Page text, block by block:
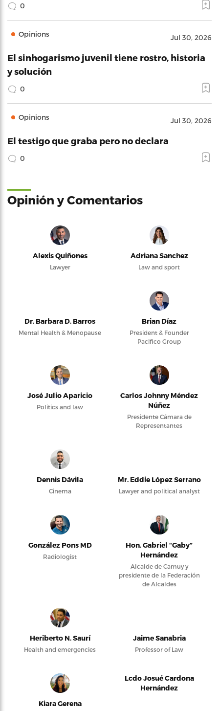
0
Opinions Jul 30, 2026
El sinhogarismo juvenil tiene rostro, historia
y solución
0
Opinions Jul 30, 2026
El testigo que graba pero no declara
0
Opinión y Comentarios
Alexis Quiñones
Lawyer
Adriana Sanchez
Law and sport
Dr. Barbara D. Barros
Mental Health & Menopause
Brian Díaz
President & Founder
Pacifico Group
José Julio Aparicio
Politics and law
Carlos Johnny Méndez
Núñez
Presidente Cámara de
Representantes
Dennis Dávila
Cinema
Mr. Eddie López Serrano
Lawyer and political analyst
González Pons MD
Radiologist
Hon. Gabriel “Gaby”
Hernández
Alcalde de Camuy y
presidente de la Federación
de Alcaldes
Heriberto N. Saurí
Health and emergencies
Jaime Sanabria
Professor of Law
Kiara Gerena
Lcdo Josué Cardona
Hernández